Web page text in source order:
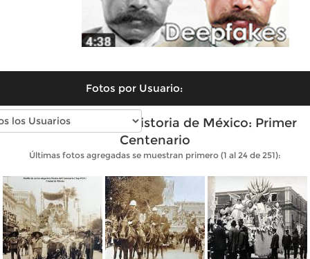
Fotos por Usuario:
Fotos antiguas de Historia de México: Primer
Centenario
Últimas fotos agregadas se muestran primero (1 al 24 de 251):